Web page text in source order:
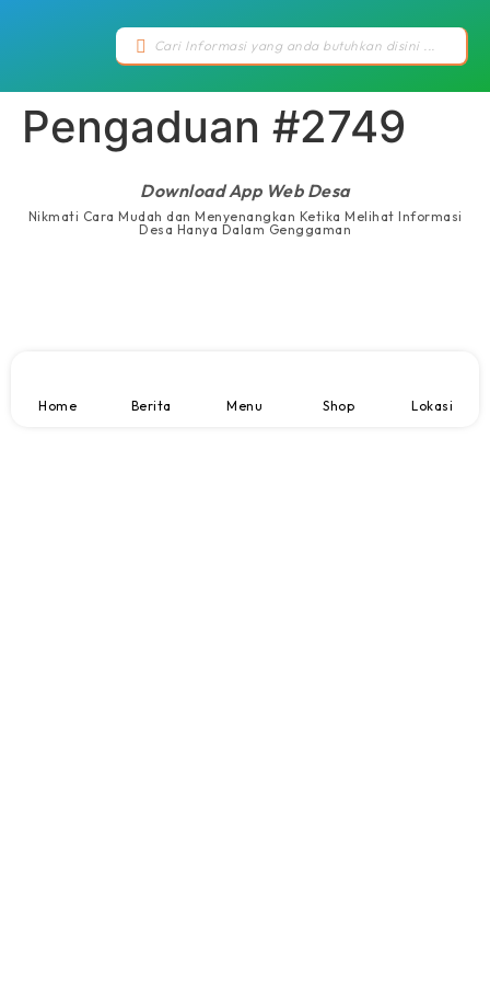
Pengaduan #2749
Download App Web Desa
Nikmati Cara Mudah dan Menyenangkan Ketika Melihat Informasi
Desa Hanya Dalam Genggaman
Home Berita Menu Shop Lokasi